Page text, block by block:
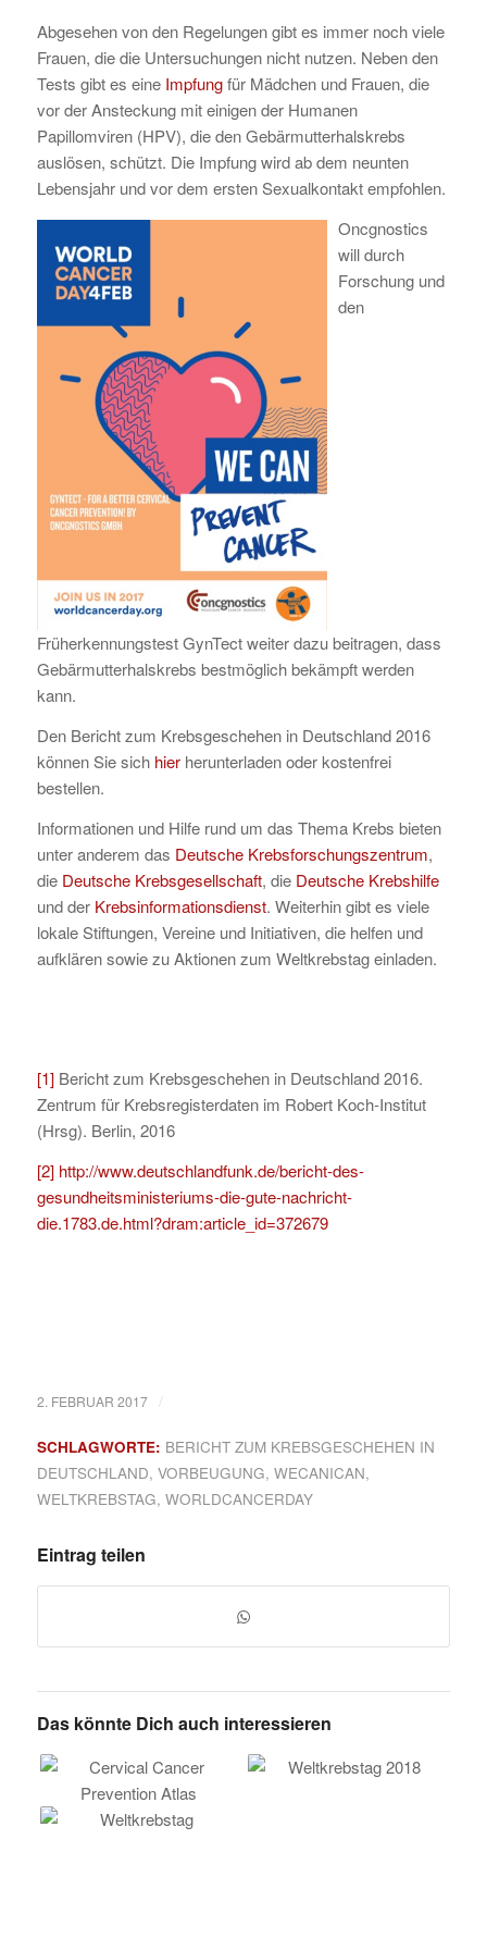
Abgesehen von den Regelungen gibt es immer noch viele
Frauen, die die Untersuchungen nicht nutzen. Neben den
Tests gibt es eine Impfungfür Mädchen und Frauen, die
vor der Ansteckung mit einigen der Humanen
Papillomviren (HPV), die den Gebärmutterhalskrebs
auslösen, schützt. Die Impfung wird ab dem neunten
Lebensjahr und vor dem ersten Sexualkontakt empfohlen.
Oncgnostics
will durch
Forschung und
den
Früherkennungstest GynTect weiter dazu beitragen, dass
Gebärmutterhalskrebs bestmöglich bekämpft werden
kann.
Den Bericht zum Krebsgeschehen in Deutschland 2016
können Sie sich hierherunterladen oder kostenfrei
bestellen.
Informationen und Hilfe rund um das Thema Krebs bieten
unter anderem das Deutsche Krebsforschungszentrum,
die Deutsche Krebsgesellschaft, die Deutsche Krebshilfe
und der Krebsinformationsdienst. Weiterhin gibt es viele
lokale Stiftungen, Vereine und Initiativen, die helfen und
aufklären sowie zu Aktionen zum Weltkrebstag einladen.
[1]Bericht zum Krebsgeschehen in Deutschland 2016.
Zentrum für Krebsregisterdaten im Robert Koch-Institut
(Hrsg). Berlin, 2016
[2] http://www.deutschlandfunk.de/bericht-des-
gesundheitsministeriums-die-gute-nachricht-
die.1783.de.html?dram:article_id=372679
2. FEBRUAR 2017 /
SCHLAGWORTE: BERICHT ZUM KREBSGESCHEHEN IN
DEUTSCHLAND, VORBEUGUNG, WECANICAN,
WELTKREBSTAG, WORLDCANCERDAY
Eintrag teilen
Das könnte Dich auch interessieren